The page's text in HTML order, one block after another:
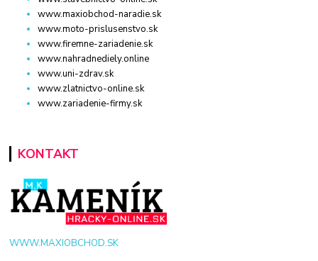
www.maxiobchod-naradie.sk
www.moto-prislusenstvo.sk
www.firemne-zariadenie.sk
www.nahradnediely.online
www.uni-zdrav.sk
www.zlatnictvo-online.sk
www.zariadenie-firmy.sk
KONTAKT
WWW.MAXIOBCHOD.SK